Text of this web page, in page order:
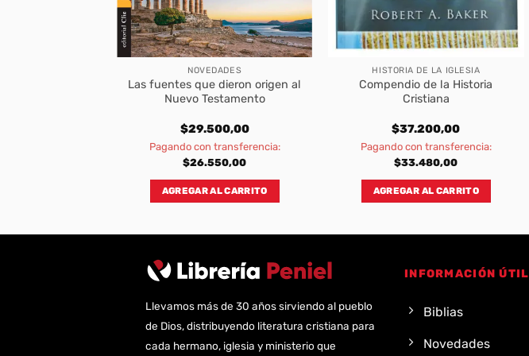
NOVEDADES
Las fuentes que dieron origen al
Nuevo Testamento
$29.500,00
Pagando con transferencia:
$26.550,00
AGREGAR AL CARRITO
HISTORIA DE LA IGLESIA
Compendio de la Historia
Cristiana
$37.200,00
Pagando con transferencia:
$33.480,00
AGREGAR AL CARRITO
Llevamos más de 30 años sirviendo al pueblo
de Dios, distribuyendo literatura cristiana para
cada hermano, iglesia y ministerio que
INFORMACIÓN ÚTIL
Biblias
Novedades